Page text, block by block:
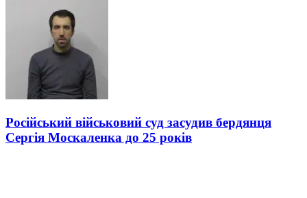
Російський військовий суд засудив бердянця
Сергія Москаленка до 25 років